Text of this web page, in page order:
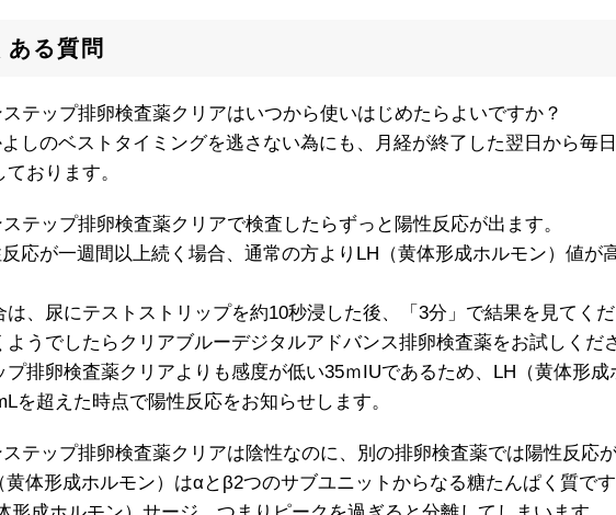
ある質問
テップ排卵検査薬クリアはいつから使いはじめたらよいですか？
しのベストタイミングを逃さない為にも、月経が終了した翌日から毎
おります。
テップ排卵検査薬クリアで検査したらずっと陽性反応が出ます。
応が一週間以上続く場合、通常の方よりLH（黄体形成ホルモン）値が
は、尿にテストストリップを約10秒浸した後、「3分」で結果を見てく
ようでしたらクリアブルーデジタルアドバンス排卵検査薬をお試しくだ
プ排卵検査薬クリアよりも感度が低い35ｍIUであるため、LH（黄体形
を超えた時点で陽性反応をお知らせします。
テップ排卵検査薬クリアは陰性なのに、別の排卵検査薬では陽性反応
黄体形成ホルモン）はαとβ2つのサブユニットからなる糖たんぱく質で